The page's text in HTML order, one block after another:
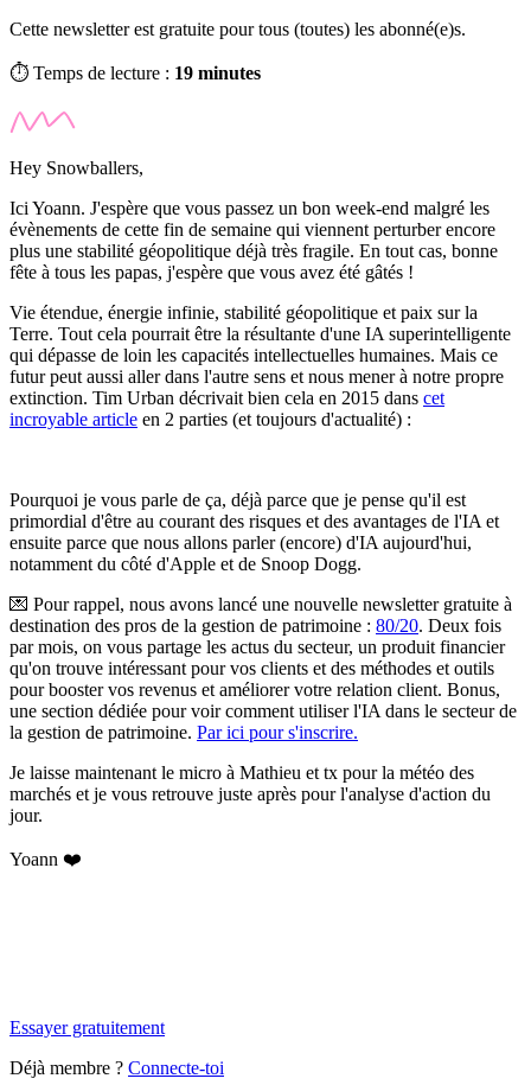
Cette newsletter est gratuite pour tous (toutes) les abonné(e)s.
⏱️ Temps de lecture : 19 minutes
Hey Snowballers,
Ici Yoann. J'espère que vous passez un bon week-end malgré les
évènements de cette fin de semaine qui viennent perturber encore
plus une stabilité géopolitique déjà très fragile. En tout cas, bonne
fête à tous les papas, j'espère que vous avez été gâtés !
Vie étendue, énergie infinie, stabilité géopolitique et paix sur la
Terre. Tout cela pourrait être la résultante d'une IA superintelligente
qui dépasse de loin les capacités intellectuelles humaines. Mais ce
futur peut aussi aller dans l'autre sens et nous mener à notre propre
extinction. Tim Urban décrivait bien cela en 2015 dans cet
incroyable article en 2 parties (et toujours d'actualité) :
Pourquoi je vous parle de ça, déjà parce que je pense qu'il est
primordial d'être au courant des risques et des avantages de l'IA et
ensuite parce que nous allons parler (encore) d'IA aujourd'hui,
notamment du côté d'Apple et de Snoop Dogg.
💌 Pour rappel, nous avons lancé une nouvelle newsletter gratuite à
destination des pros de la gestion de patrimoine : 80/20. Deux fois
par mois, on vous partage les actus du secteur, un produit financier
qu'on trouve intéressant pour vos clients et des méthodes et outils
pour booster vos revenus et améliorer votre relation client. Bonus,
une section dédiée pour voir comment utiliser l'IA dans le secteur de
la gestion de patrimoine. Par ici pour s'inscrire.
Je laisse maintenant le micro à Mathieu et tx pour la météo des
marchés et je vous retrouve juste après pour l'analyse d'action du
jour.
Yoann ❤️
Essayer gratuitement
Déjà membre ? Connecte-toi